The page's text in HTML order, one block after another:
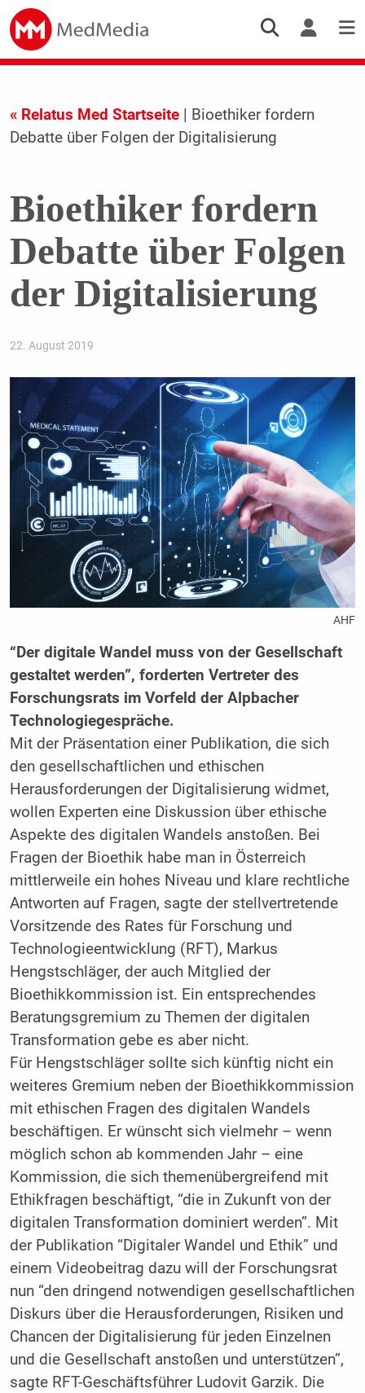
« Relatus Med Startseite| Bioethiker fordern
Debatte über Folgen der Digitalisierung
Bioethiker fordern
Debatte über Folgen
der Digitalisierung
22. August 2019
AHF
“Der digitale Wandel muss von der Gesellschaft
gestaltet werden”, forderten Vertreter des
Forschungsrats im Vorfeld der Alpbacher
Technologiegespräche.
Mit der Präsentation einer Publikation, die sich
den gesellschaftlichen und ethischen
Herausforderungen der Digitalisierung widmet,
wollen Experten eine Diskussion über ethische
Aspekte des digitalen Wandels anstoßen. Bei
Fragen der Bioethik habe man in Österreich
mittlerweile ein hohes Niveau und klare rechtliche
Antworten auf Fragen, sagte der stellvertretende
Vorsitzende des Rates für Forschung und
Technologieentwicklung (RFT), Markus
Hengstschläger, der auch Mitglied der
Bioethikkommission ist. Ein entsprechendes
Beratungsgremium zu Themen der digitalen
Transformation gebe es aber nicht.
Für Hengstschläger sollte sich künftig nicht ein
weiteres Gremium neben der Bioethikkommission
mit ethischen Fragen des digitalen Wandels
beschäftigen. Er wünscht sich vielmehr – wenn
möglich schon ab kommenden Jahr – eine
Kommission, die sich themenübergreifend mit
Ethikfragen beschäftigt, “die in Zukunft von der
digitalen Transformation dominiert werden”. Mit
der Publikation “Digitaler Wandel und Ethik” und
einem Videobeitrag dazu will der Forschungsrat
nun “den dringend notwendigen gesellschaftlichen
Diskurs über die Herausforderungen, Risiken und
Chancen der Digitalisierung für jeden Einzelnen
und die Gesellschaft anstoßen und unterstützen”,
sagte RFT-Geschäftsführer Ludovit Garzik. Die